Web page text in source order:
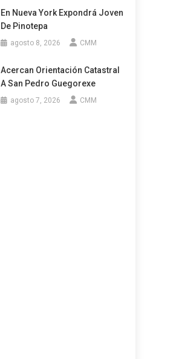
En Nueva York Expondrá Joven
De Pinotepa
agosto 8, 2026 CMM
Acercan Orientación Catastral
A San Pedro Guegorexe
agosto 7, 2026 CMM